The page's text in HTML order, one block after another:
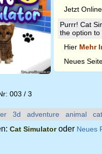
003 / 3
Jetzt
Purrr! Cat
the option to
Hier Mehr
Neues
3d adventure animal cat
Cat Simulatoroder Neues